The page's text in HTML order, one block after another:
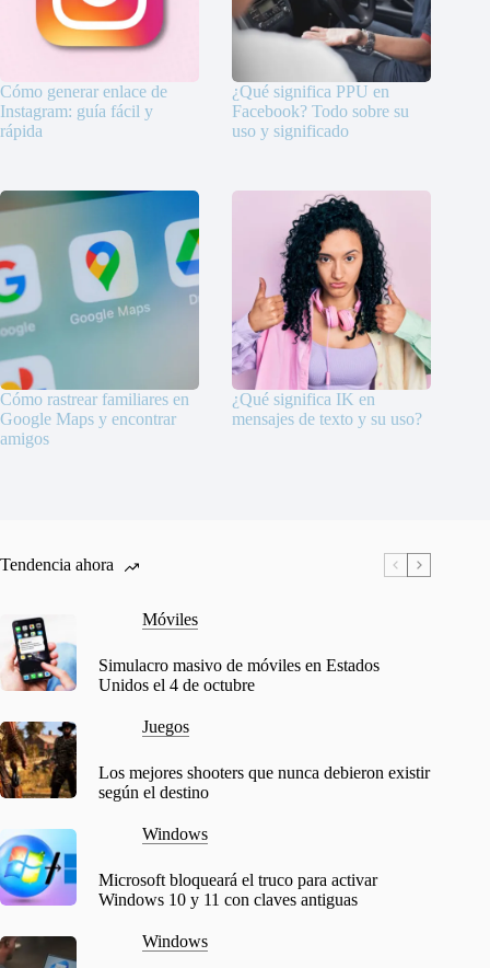
Cómo generar enlace de
Instagram: guía fácil y
rápida
¿Qué significa PPU en
Facebook? Todo sobre su
uso y significado
Cómo rastrear familiares en
Google Maps y encontrar
amigos
¿Qué significa IK en
mensajes de texto y su uso?
Tendencia ahora
Móviles
Simulacro masivo de móviles en Estados
Unidos el 4 de octubre
Juegos
Los mejores shooters que nunca debieron existir
según el destino
Windows
Microsoft bloqueará el truco para activar
Windows 10 y 11 con claves antiguas
Windows